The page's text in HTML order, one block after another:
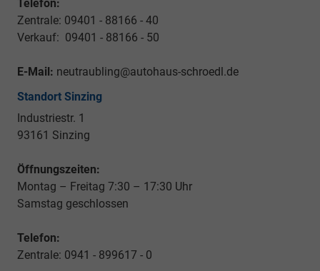
Telefon:
Zentrale: 09401 - 88166 - 40
Verkauf: 09401 - 88166 - 50
E-Mail: neutraubling@autohaus-schroedl.de
Standort Sinzing
Industriestr. 1
93161 Sinzing
Öffnungszeiten:
Montag – Freitag 7:30 – 17:30 Uhr
Samstag geschlossen
Telefon:
Zentrale: 0941 - 899617 - 0